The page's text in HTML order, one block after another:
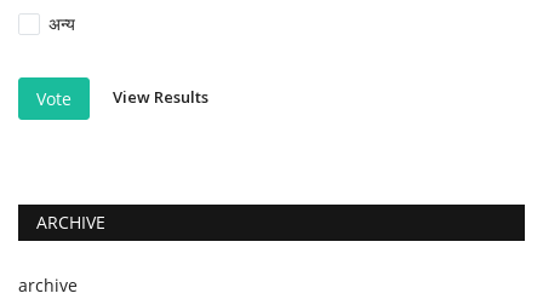
अन्य
Vote View Results
ARCHIVE
archive